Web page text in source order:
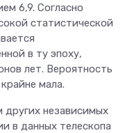
6,9. Согласно
статистической
в ту эпоху,
лет. Вероятность
мала.
других независимых
в данных телескопа